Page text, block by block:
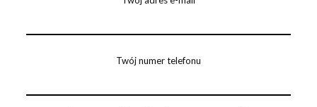
Twój numer telefonu